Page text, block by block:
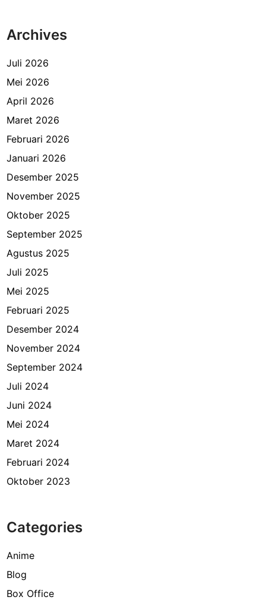
Archives
Juli 2026
Mei 2026
April 2026
Maret 2026
Februari 2026
Januari 2026
Desember 2025
November 2025
Oktober 2025
September 2025
Agustus 2025
Juli 2025
Mei 2025
Februari 2025
Desember 2024
November 2024
September 2024
Juli 2024
Juni 2024
Mei 2024
Maret 2024
Februari 2024
Oktober 2023
Categories
Anime
Blog
Box Office